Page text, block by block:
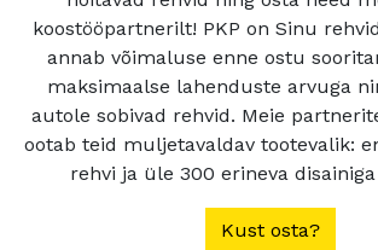
koostööpartnerilt! PKP on Sinu
annab võimaluse enne ostu
maksimaalse lahenduste arvuga
autole sobivad rehvid. Meie
ootab teid muljetavaldav tootevalik:
rehvi ja üle 300 erineva
Kust osta?